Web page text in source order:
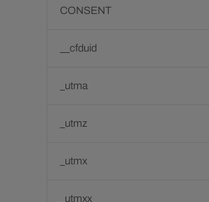
CONSENT
__cfduid
_utma
_utmz
_utmx
_utmxx